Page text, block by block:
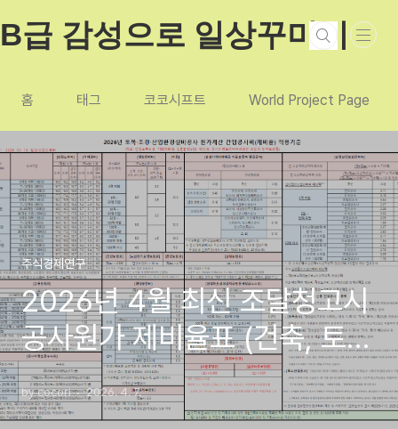
B급 감성으로 일상꾸미기
홈 태그 코코시프트 World Project Page
주식경제연구
2026년 4월 최신 조달청고시
공사원가 제비율표 (건축, 토
목, 조경, 산업환경설비, 국가
유산수리) 다운로드 제공
by cocori 2026. 4. 7.